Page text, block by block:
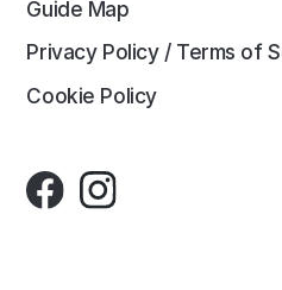
Guide Map
Privacy Policy / Terms of
Cookie Policy